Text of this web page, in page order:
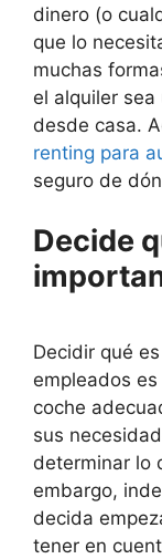
dinero (o
que lo
muchas
el alquiler
desde casa.
renting para
seguro de
Decide
Decidir qué
empleados
coche
sus
determinar lo
embargo,
decida
tener en